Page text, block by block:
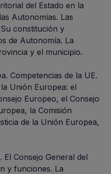
del Estado en la
Autonomías. Las
constitución y
de Autonomía. La
y el municipio.
Competencias de la UE.
Unión Europea: el
Europeo, el Consejo
la Comisión
de la Unión Europea,
Consejo General del
y funciones. La